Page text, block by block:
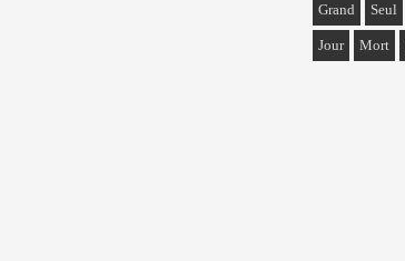
Grand Seul
Jour Mort